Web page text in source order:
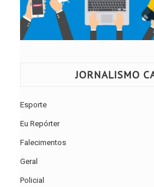
JORNALISMO
Esporte
Eu Repórter
Falecimentos
Geral
Policial